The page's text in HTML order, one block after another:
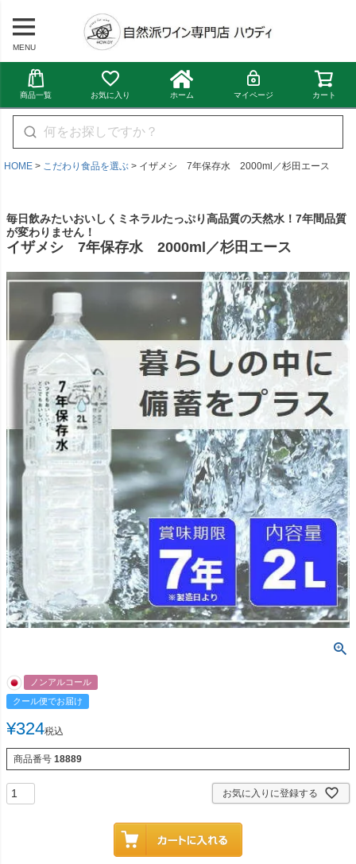
MENU
商品一覧 お気に入り ホーム マイページ カート
HOME こだわり食品を選ぶ イザメシ 7年保存水 2000ml／杉田エース
毎日飲みたいおいしくミネラルたっぷり高品質の天然水！7年間品質
が変わりません！
イザメシ 7年保存水 2000ml／杉田エース
ノンアルコール
クール便でお届け
¥324税込
商品番号 18889
お気に入りに登録する